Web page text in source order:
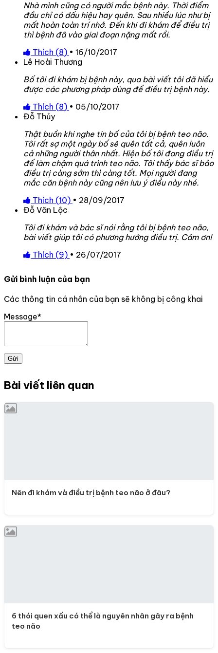
Nhà mình cũng có người mắc bệnh này. Thời điểm
đầu chỉ có dấu hiệu hay quên. Sau nhiều lúc như bị
mất hoàn toàn trí nhớ. Đến khi đi khám để điều trị
thì bệnh đã vào giai đoạn nặng mất rồi.
Thích (8) • 16/10/2017
Lê Hoài Thương
Bố tôi đi khám bị bệnh này, qua bài viết tôi đã hiểu
được các phương pháp dùng để điều trị bệnh này.
Thích (8) • 05/10/2017
Đỗ Thủy
Thật buồn khi nghe tin bố của tôi bị bệnh teo não.
Tôi rất sợ một ngày bố sẽ quên tất cả, quên luôn
cả những người thân nhất. Hiện bố tôi đang điều trị
để làm chậm quá trình teo não. Tôi thấy bác sĩ bảo
điều trị càng sớm thì càng tốt. Mọi người đang
mắc căn bệnh này cũng nên lưu ý điều này nhé.
Thích (10) • 28/09/2017
Đỗ Văn Lộc
Tôi đi khám và bác sĩ nói rằng tôi bị bệnh teo não,
bài viết giúp tôi có phương hướng điều trị. Cảm ơn!
Thích (9) • 26/07/2017
Gửi bình luận của bạn
Các thông tin cá nhân của bạn sẽ không bị công khai
Message*
Gửi
Bài viết liên quan
Nên đi khám và điều trị bệnh teo não ở đâu?
6 thói quen xấu có thể là nguyên nhân gây ra bệnh
teo não